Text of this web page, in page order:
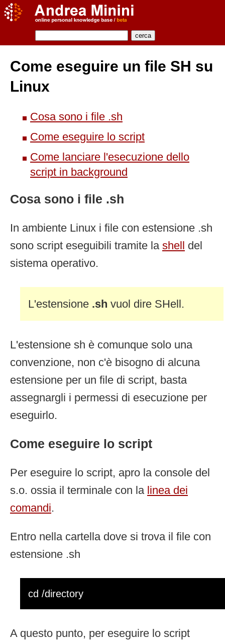
Come eseguire un file SH su
Linux
Cosa sono i file .sh
Come eseguire lo script
Come lanciare l'esecuzione dello
script in background
Cosa sono i file .sh
In ambiente Linux i file con estensione .sh
sono script eseguibili tramite la shell del
sistema operativo.
L'estensione .sh vuol dire SHell.
L'estensione sh è comunque solo una
convenzione, non c'è bisogno di alcuna
estensione per un file di script, basta
assegnargli i permessi di esecuzione per
eseguirlo.
Come eseguire lo script
Per eseguire lo script, apro la console del
s.o. ossia il terminale con la linea dei
comandi.
Entro nella cartella dove si trova il file con
estensione .sh
cd /directory
A questo punto, per eseguire lo script